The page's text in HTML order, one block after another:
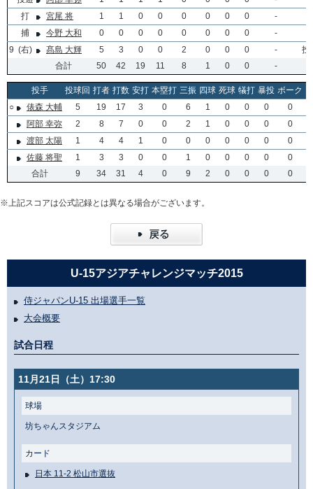
打
宮尾 将 1 1 0 0 0 0 0 0 -
捕
今野 大和 0 0 0 0 0 0 0 0 -
9 (右) 髙島 大輝 5 3 0 0 2 0 0 0 -
合計
50 42 19 11 8 1 0 0 -
投手 投球回 打者 打数 安打 本塁打 三振 四球 死球 犠打 暴投 ボーク
○
俵森 大輔 5 19 17 3 0 6 1 0 0 0 0
阿部 幸弥
2 8 7 0 0 2 1 0 0 0 0
渡部 太陽
1 4 4 1 0 0 0 0 0 0 0
佐藤 将聖
1 3 3 0 0 1 0 0 0 0 0
合計
9 34 31 4 0 9 2 0 0 0 0
※上記スコアは公式記録とは異なる場合がございます。
U-15アジアチャレンジマッチ2015
侍ジャパンU-15 出場選手一覧
大会概要
試合日程
11月21日（土）17:30
球場
坊ちゃんスタジアム
カード
日本 11-2 松山市選抜